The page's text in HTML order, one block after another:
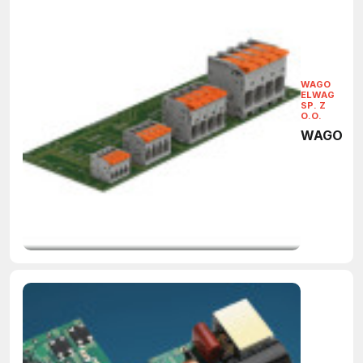
WAGO
ELWAG
SP. Z
O.O.
WAGO